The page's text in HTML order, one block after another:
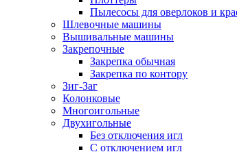
Пылесосы для оверлоков и
Шлевочные машины
Вышивальные машины
Закрепочные
Закрепка обычная
Закрепка по контору
Зиг-Заг
Колонковые
Многоигольные
Двухигольные
Без отключения игл
С отключением игл